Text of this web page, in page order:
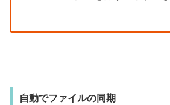
自動でファイルの同期